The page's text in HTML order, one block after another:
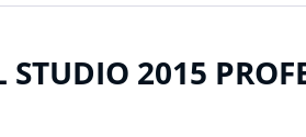
STUDIO 2015